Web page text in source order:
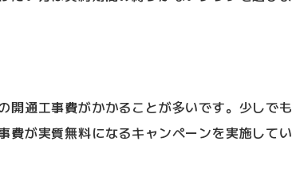
開通工事費がかかることが多いです。少しでも
費が実質無料になるキャンペーンを実施してい